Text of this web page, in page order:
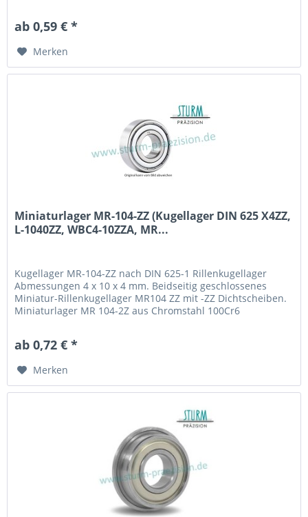
ULZ409, 38M455, UL40CHH, L-940ZZ, W684ZZA, 684 2Z
ab 0,59 € *
Merken
Miniaturlager MR-104-ZZ (Kugellager DIN 625 X4ZZ,
L-1040ZZ, WBC4-10ZZA, MR...
Kugellager MR-104-ZZ nach DIN 625-1 Rillenkugellager
Abmessungen 4 x 10 x 4 mm. Beidseitig geschlossenes
Miniatur-Rillenkugellager MR104 ZZ mit -ZZ Dichtscheiben.
Miniaturlager MR 104-2Z aus Chromstahl 100Cr6
1040ZZ, WBC4-10ZZA, MR 104 2Z
ab 0,72 € *
Merken